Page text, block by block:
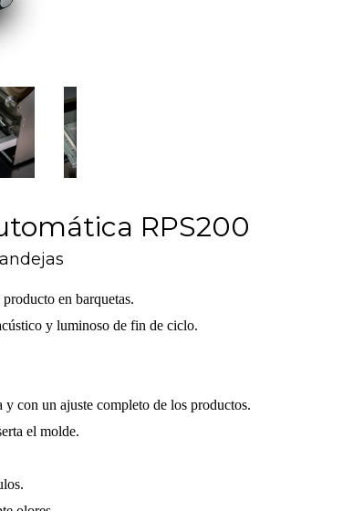
RPS200
en barquetas.
y luminoso de fin de ciclo.
y con un ajuste completo de los productos.
el molde.